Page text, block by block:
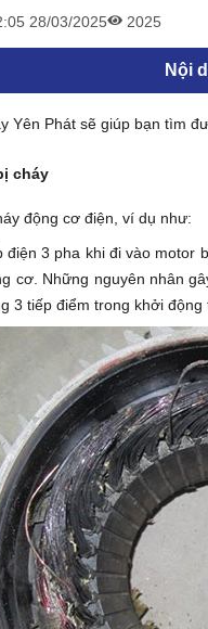
28/03/2025 2025
Nội
Yên Phát sẽ giúp bạn tìm
cháy
động cơ điện, ví dụ như:
3 pha khi đi vào motor
cơ. Những nguyên nhân
3 tiếp điểm trong khởi động